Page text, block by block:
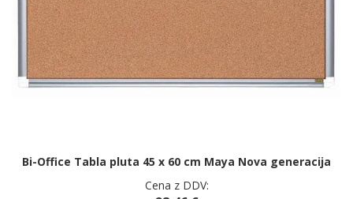
Bi-Office Tabla pluta 45 x 60 cm Maya Nova generacija
Cena z DDV: